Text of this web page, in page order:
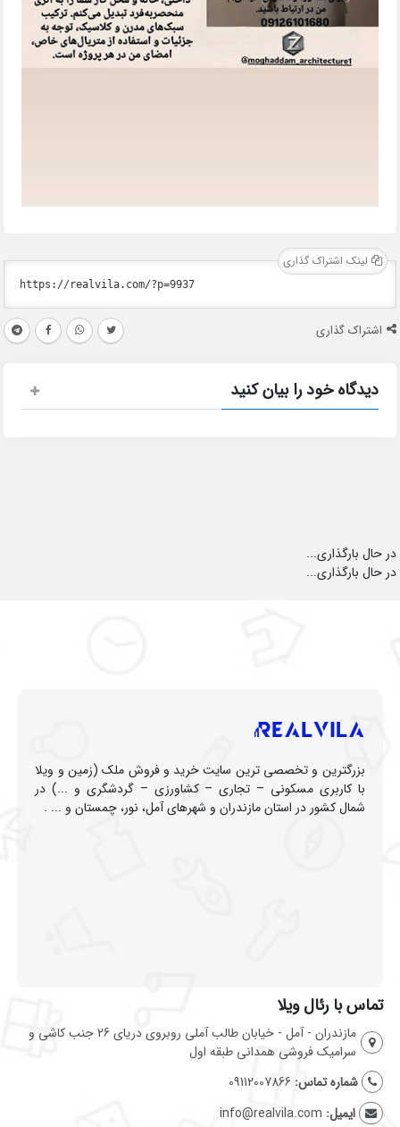
لینک اشتراک گذاری
اشتراک گذاری
دیدگاه خود را بیان کنید
در حال بارگذاری...
در حال بارگذاری...
بزرگترین و تخصصی ترین سایت خرید و فروش ملک (زمین و ویلا
با کاربری مسکونی – تجاری – کشاورزی – گردشگری و ...) در
شمال کشور در استان مازندران و شهرهای آمل، نور، چمستان و ... .
تماس با رئال ویلا
مازندران - آمل - خیابان طالب آملی روبروی دریای 26 جنب کاشی و
سرامیک فروشی همدانی طبقه اول
شماره تماس: 09112007866
ایمیل: info@realvila.com